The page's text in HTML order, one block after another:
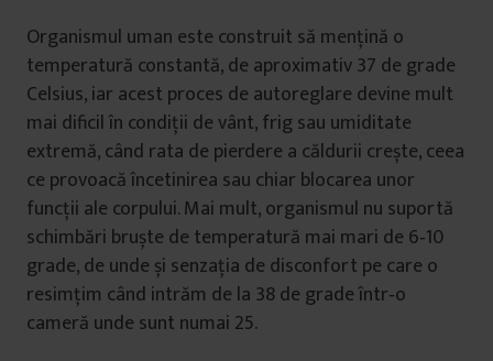
Organismul uman este construit să mențină o
temperatură constantă, de aproximativ 37 de grade
Celsius, iar acest proces de autoreglare devine mult
mai dificil în condiții de vânt, frig sau umiditate
extremă, când rata de pierdere a căldurii crește, ceea
ce provoacă încetinirea sau chiar blocarea unor
funcții ale corpului. Mai mult, organismul nu suportă
schimbări bruște de temperatură mai mari de 6‑10
grade, de unde și senzația de disconfort pe care o
resimțim când intrăm de la 38 de grade într‑o
cameră unde sunt numai 25.